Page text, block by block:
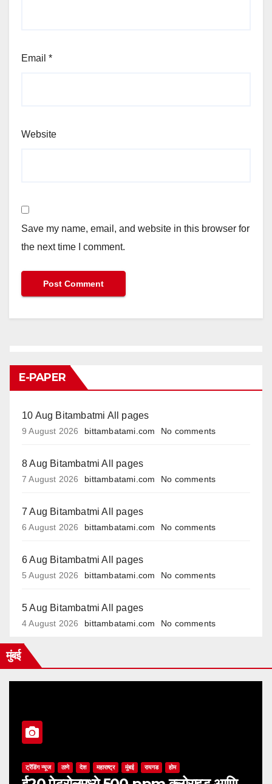
Email *
Website
Save my name, email, and website in this browser for
the next time I comment.
E-PAPER
10 Aug Bitambatmi All pages
9 August 2026 bittambatami.com No comments
8 Aug Bitambatmi All pages
7 August 2026 bittambatami.com No comments
7 Aug Bitambatmi All pages
6 August 2026 bittambatami.com No comments
6 Aug Bitambatmi All pages
5 August 2026 bittambatami.com No comments
5 Aug Bitambatmi All pages
4 August 2026 bittambatami.com No comments
मुंबई
ट्रेंडिंग न्यूज ठाणे देश महाराष्ट्र मुंबई रायगड होम